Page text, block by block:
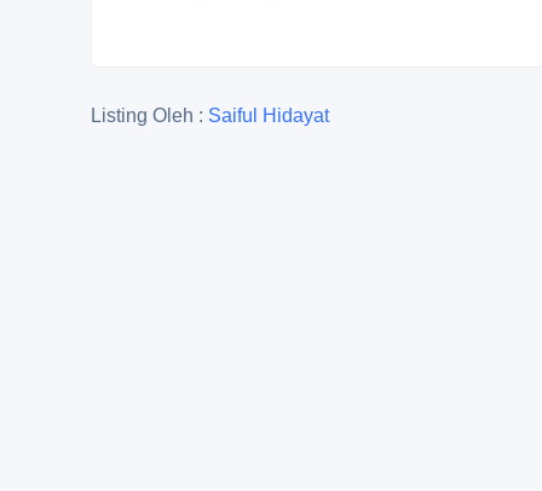
Listing Oleh : Saiful Hidayat